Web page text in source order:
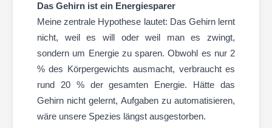
Das Gehirn ist ein Energiesparer
Meine zentrale Hypothese lautet: Das Gehirn lernt
nicht, weil es will oder weil man es zwingt,
sondern um Energie zu sparen. Obwohl es nur 2
% des Körpergewichts ausmacht, verbraucht es
rund 20 % der gesamten Energie. Hätte das
Gehirn nicht gelernt, Aufgaben zu automatisieren,
wäre unsere Spezies längst ausgestorben.